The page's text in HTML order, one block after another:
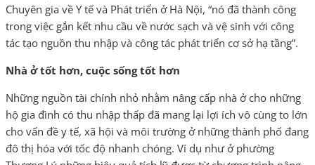
Chuyên gia về Y tế và Phát triển ở Hà Nội, “nó đã thành công
trong việc gắn kết nhu cầu về nước sạch và vệ sinh với công
tác tạo nguồn thu nhập và công tác phát triển cơ sở hạ tầng”.
Nhà ở tốt hơn, cuộc sống tốt hơn
Những nguồn tài chính nhỏ nhằm nâng cấp nhà ở cho những
hộ gia đình có thu nhập thấp đã mang lại lợi ích vô cùng to lớn
cho vấn đề y tế, xã hội và môi trường ở những thành phố đang
đô thị hóa với tốc độ nhanh chóng. Ví dụ như ở phường